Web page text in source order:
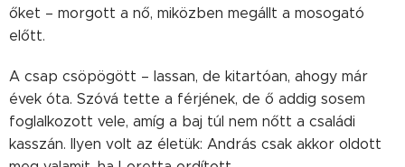
őket – morgott a nő, miközben megállt a mosogató
előtt.
A csap csöpögött – lassan, de kitartóan, ahogy már
évek óta. Szóvá tette a férjének, de ő addig sosem
foglalkozott vele, amíg a baj túl nem nőtt a családi
kasszán. Ilyen volt az életük: András csak akkor oldott